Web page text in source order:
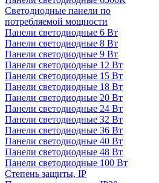
Светодиодные панели по
потребляемой мощности
Панели светодиодные 6 Вт
Панели светодиодные 8 Вт
Панели светодиодные 9 Вт
Панели светодиодные 12 Вт
Панели светодиодные 15 Вт
Панели светодиодные 18 Вт
Панели светодиодные 20 Вт
Панели светодиодные 24 Вт
Панели светодиодные 32 Вт
Панели светодиодные 36 Вт
Панели светодиодные 40 Вт
Панели светодиодные 48 Вт
Панели светодиодные 100 Вт
Степень защиты, IP